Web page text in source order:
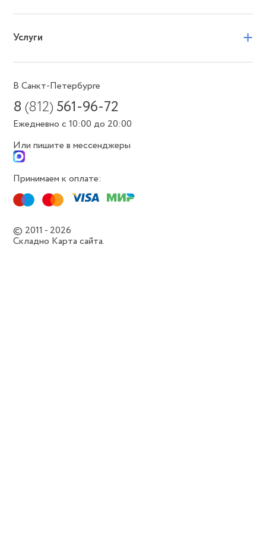
Услуги +
В Санкт-Петербурге
8(812) 561-96-72
Ежедневно с 10:00 до 20:00
Или пишите в мессенджеры
Принимаем к оплате:
© 2011 - 2026
Складно Карта сайта.